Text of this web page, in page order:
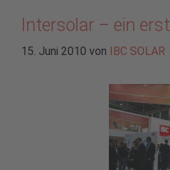
Intersolar – ein
15. Juni 2010 von IBC SOLAR